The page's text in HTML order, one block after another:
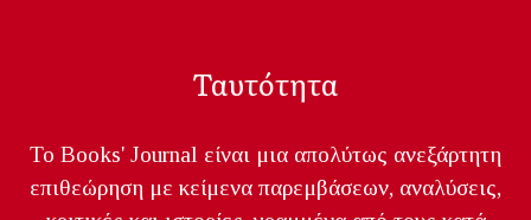
Ταυτότητα
Το Books' Journal είναι μια απολύτως ανεξάρτητη
επιθεώρηση με κείμενα παρεμβάσεων, αναλύσεις,